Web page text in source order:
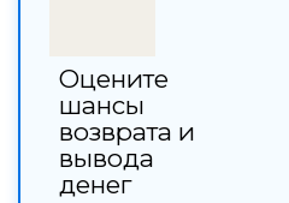
Оцените
шансы
возврата и
вывода
денег